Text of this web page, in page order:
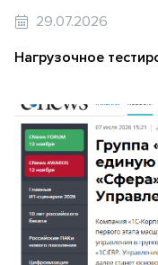
29.07.2026
Нагрузочное